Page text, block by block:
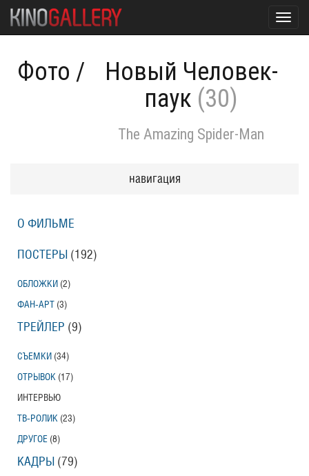
Фото /
Новый Человек-
паук (30)
The Amazing Spider-Man
навигация
О ФИЛЬМЕ
ПОСТЕРЫ (192)
ОБЛОЖКИ (2)
ФАН-АРТ (3)
ТРЕЙЛЕР (9)
СЪЕМКИ (34)
ОТРЫВОК (17)
ИНТЕРВЬЮ
ТВ-РОЛИК (23)
ДРУГОЕ (8)
КАДРЫ (79)